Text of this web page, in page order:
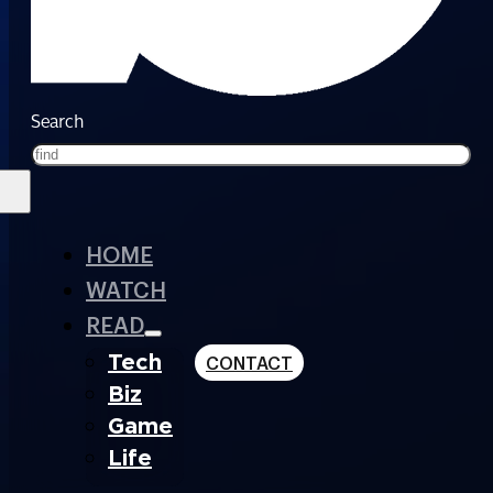
Search
HOME
WATCH
READ
Tech
Biz
Game
Life
CONTACT